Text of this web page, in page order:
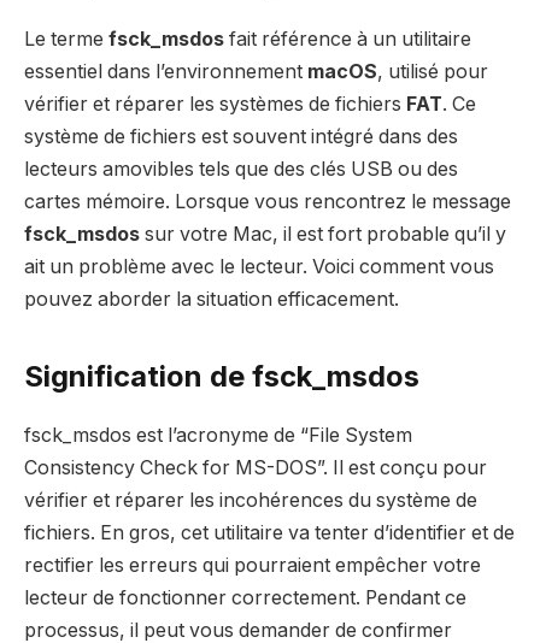
Le terme fsck_msdos fait référence à un utilitaire
essentiel dans l’environnement macOS, utilisé pour
vérifier et réparer les systèmes de fichiers FAT. Ce
système de fichiers est souvent intégré dans des
lecteurs amovibles tels que des clés USB ou des
cartes mémoire. Lorsque vous rencontrez le message
fsck_msdos sur votre Mac, il est fort probable qu’il y
ait un problème avec le lecteur. Voici comment vous
pouvez aborder la situation efficacement.
Signification de fsck_msdos
fsck_msdos est l’acronyme de “File System
Consistency Check for MS-DOS”. Il est conçu pour
vérifier et réparer les incohérences du système de
fichiers. En gros, cet utilitaire va tenter d’identifier et de
rectifier les erreurs qui pourraient empêcher votre
lecteur de fonctionner correctement. Pendant ce
processus, il peut vous demander de confirmer